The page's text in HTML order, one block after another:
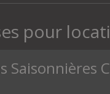
pour
Saisonnières